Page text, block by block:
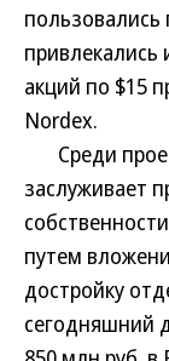
привлекались
акций по $15
Nordex.
Среди
заслуживает
путем
достройку
сегодняшний